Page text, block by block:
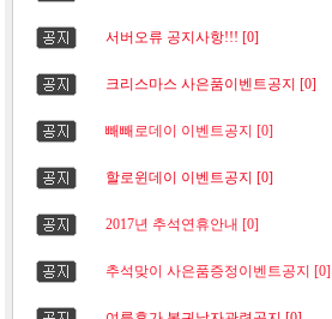
서버오류 공지사항!!! [0]
크리스마스 사은품이벤트공지 [0]
빼빼로데이 이벤트공지 [0]
할로윈데이 이벤트공지 [0]
2017년 추석연휴안내 [0]
추석맞이 사은품증정이벤트공지 [0]